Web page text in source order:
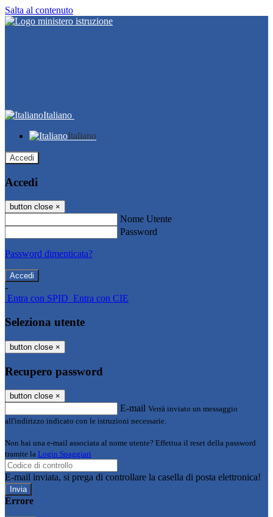
Salta al contenuto
Italiano
Italiano
Accedi
Accedi
button close ×
Nome Utente
Password
Password dimenticata?
-
Entra con SPID Entra con CIE
Seleziona utente
button close ×
Recupero password
button close ×
E-mail Verrà inviato un messaggio
all'indirizzo indicato con le istruzioni necessarie.
Non hai una e-mail associata al nome utente? Effettua il reset della password
tramite la Login Spaggiari
E-mail inviata, si prega di controllare la casella di posta elettronica!
Errore